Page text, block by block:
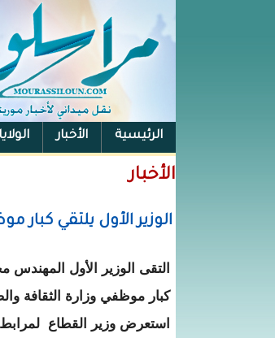
الرئيسية الأخبار
الفيس بوك
الأخبار
الوزير الأول يلتقي كبار
التقى الوزير الأول المهندس
كبار موظفي وزارة الثقافة
استعرض وزير القطاع